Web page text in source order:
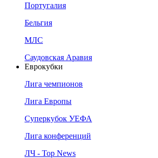
Португалия
Бельгия
МЛС
Саудовская Аравия
Еврокубки
Лига чемпионов
Лига Европы
Суперкубок УЕФА
Лига конференций
ЛЧ - Top News